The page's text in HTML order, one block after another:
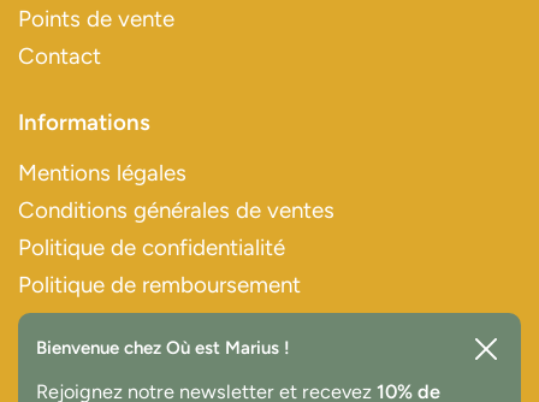
Points de vente
Contact
Informations
Mentions légales
Conditions générales de ventes
Politique de confidentialité
Politique de remboursement
Paiements sécurisés
Bienvenue chez Où est Marius !
Rejoignez notre newsletter et recevez 10% de